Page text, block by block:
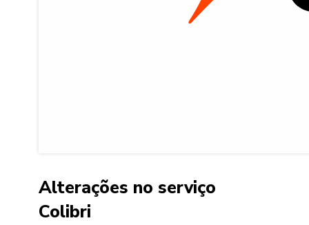
Alterações no serviço
Colibri